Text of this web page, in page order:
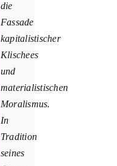
die
Fassade
kapitalistischer
Klischees
und
materialistischen
Moralismus.
In
Tradition
seines